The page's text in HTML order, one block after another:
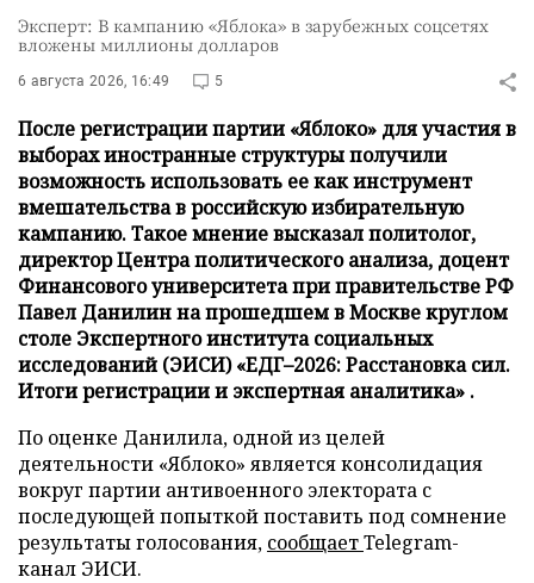
Эксперт: В кампанию «Яблока» в зарубежных соцсетях
вложены миллионы долларов
6 августа 2026, 16:49 5
После регистрации партии «Яблоко» для участия в
выборах иностранные структуры получили
возможность использовать ее как инструмент
вмешательства в российскую избирательную
кампанию. Такое мнение высказал политолог,
директор Центра политического анализа, доцент
Финансового университета при правительстве РФ
Павел Данилин на прошедшем в Москве круглом
столе Экспертного института социальных
исследований (ЭИСИ) «ЕДГ–2026: Расстановка сил.
Итоги регистрации и экспертная аналитика» .
По оценке Данилила, одной из целей
деятельности «Яблоко» является консолидация
вокруг партии антивоенного электората с
последующей попыткой поставить под сомнение
результаты голосования, сообщаетTelegram-
канал ЭИСИ.